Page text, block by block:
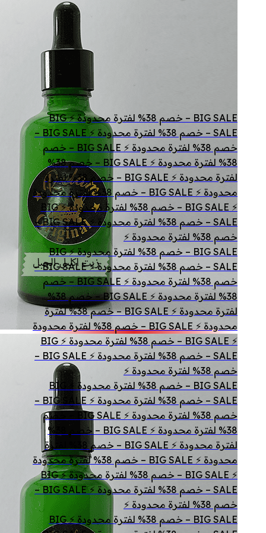
BIG SALE – خصم 38% لفترة محدودة ⚡ BIG
SALE – خصم 38% لفترة محدودة ⚡ BIG SALE –
خصم 38% لفترة محدودة ⚡ BIG SALE – خصم
38% لفترة محدودة ⚡ BIG SALE – خصم 38%
لفترة محدودة ⚡ BIG SALE – خصم 38% لفترة
محدودة ⚡ BIG SALE – خصم 38% لفترة محدودة
⚡ BIG SALE – خصم 38% لفترة محدودة ⚡ BIG
SALE – خصم 38% لفترة محدودة ⚡ BIG SALE –
خصم 38% لفترة محدودة ⚡
BIG SALE – خصم 38% لفترة محدودة ⚡ BIG
SALE – خصم 38% لفترة محدودة ⚡ BIG SALE –
خصم 38% لفترة محدودة ⚡ BIG SALE – خصم
38% لفترة محدودة ⚡ BIG SALE – خصم 38%
لفترة محدودة ⚡ BIG SALE – خصم 38% لفترة
محدودة ⚡ BIG SALE – خصم 38% لفترة محدودة
⚡ BIG SALE – خصم 38% لفترة محدودة ⚡ BIG
SALE – خصم 38% لفترة محدودة ⚡ BIG SALE –
خصم 38% لفترة محدودة ⚡
BIG SALE – خصم 38% لفترة محدودة ⚡ BIG
SALE – خصم 38% لفترة محدودة ⚡ BIG SALE –
خصم 38% لفترة محدودة ⚡ BIG SALE – خصم
38% لفترة محدودة ⚡ BIG SALE – خصم 38%
لفترة محدودة ⚡ BIG SALE – خصم 38% لفترة
محدودة ⚡ BIG SALE – خصم 38% لفترة محدودة
⚡ BIG SALE – خصم 38% لفترة محدودة ⚡ BIG
SALE – خصم 38% لفترة محدودة ⚡ BIG SALE –
خصم 38% لفترة محدودة ⚡
BIG SALE – خصم 38% لفترة محدودة ⚡ BIG